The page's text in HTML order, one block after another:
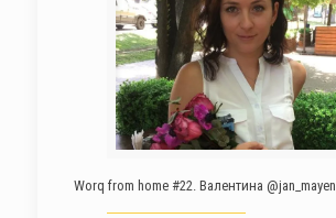
Worq from home #22. Валентина @jan_mayen